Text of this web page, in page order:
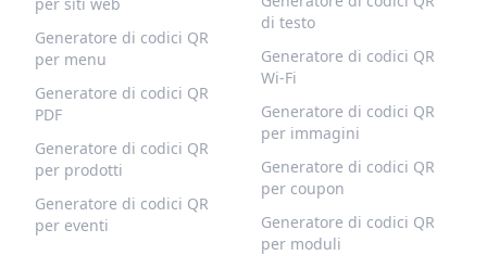
Generatore di codici QR
per menu
Generatore di codici QR
PDF
Generatore di codici QR
per prodotti
Generatore di codici QR
per eventi
di testo
Generatore di codici QR
Wi-Fi
Generatore di codici QR
per immagini
Generatore di codici QR
per coupon
Generatore di codici QR
per moduli